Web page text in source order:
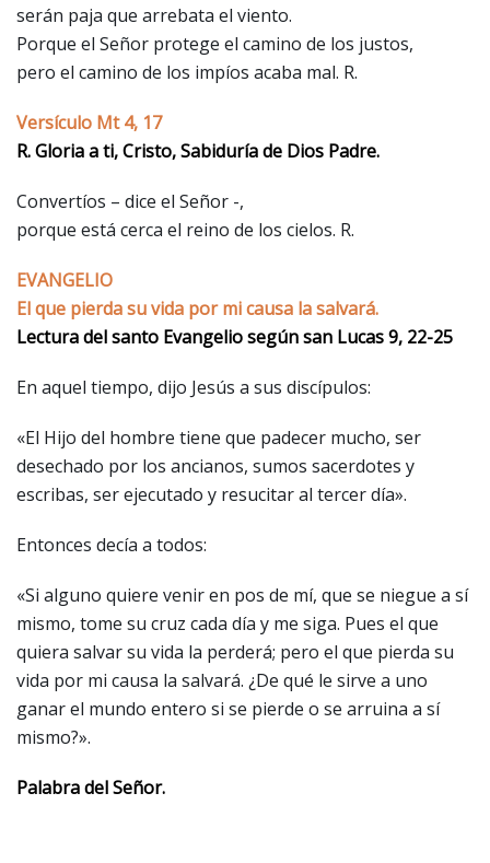
serán paja que arrebata el viento.
Porque el Señor protege el camino de los justos,
pero el camino de los impíos acaba mal. R.
Versículo Mt 4, 17
R. Gloria a ti, Cristo, Sabiduría de Dios Padre.
Convertíos – dice el Señor -,
porque está cerca el reino de los cielos. R.
EVANGELIO
El que pierda su vida por mi causa la salvará.
Lectura del santo Evangelio según san Lucas 9, 22-25
En aquel tiempo, dijo Jesús a sus discípulos:
«El Hijo del hombre tiene que padecer mucho, ser
desechado por los ancianos, sumos sacerdotes y
escribas, ser ejecutado y resucitar al tercer día».
Entonces decía a todos:
«Si alguno quiere venir en pos de mí, que se niegue a sí
mismo, tome su cruz cada día y me siga. Pues el que
quiera salvar su vida la perderá; pero el que pierda su
vida por mi causa la salvará. ¿De qué le sirve a uno
ganar el mundo entero si se pierde o se arruina a sí
mismo?».
Palabra del Señor.